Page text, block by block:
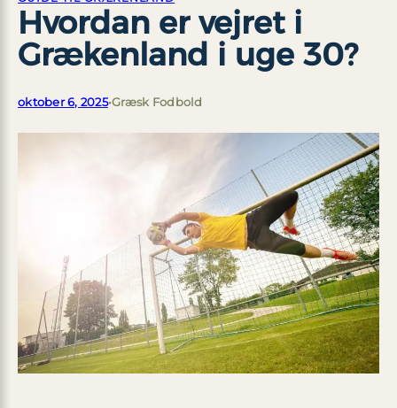
Hvordan er vejret i
Grækenland i uge 30?
oktober 6, 2025•Græsk Fodbold